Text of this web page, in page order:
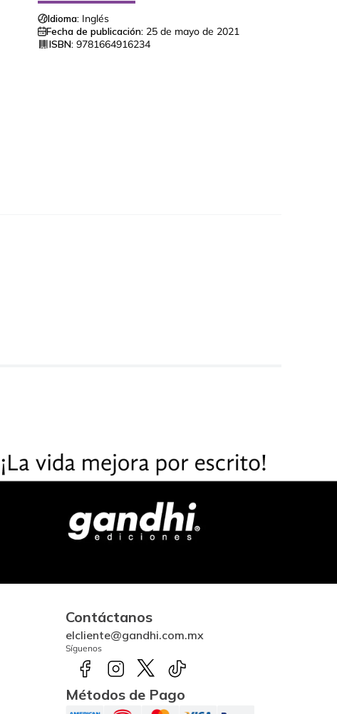
Idioma: Inglés
Fecha de publicación: 25 de mayo de 2021
ISBN: 9781664916234
Contáctanos
elcliente@gandhi.com.mx
Síguenos
Métodos de Pago